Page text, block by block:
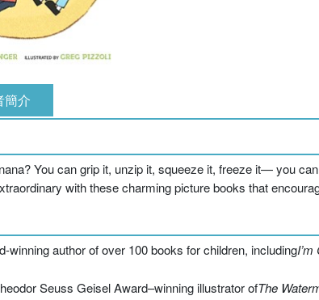
簡介
You can grip it, unzip it, squeeze it, freeze it— you
with these charming picture books that
winning author of over 100 books for children, including
Seuss Geisel Award–winning illustrator ofThe